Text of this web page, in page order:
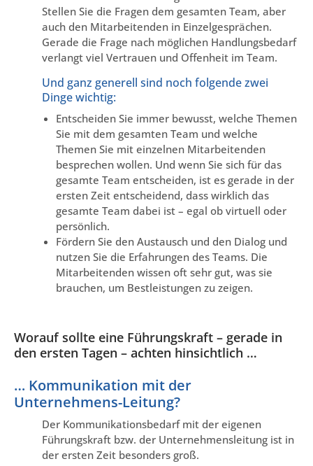
Stellen Sie die Fragen dem gesamten Team, aber
auch den Mitarbeitenden in Einzelgesprächen.
Gerade die Frage nach möglichen Handlungsbedarf
verlangt viel Vertrauen und Offenheit im Team.
Und ganz generell sind noch folgende zwei
Dinge wichtig:
Entscheiden Sie immer bewusst, welche Themen
Sie mit dem gesamten Team und welche
Themen Sie mit einzelnen Mitarbeitenden
besprechen wollen. Und wenn Sie sich für das
gesamte Team entscheiden, ist es gerade in der
ersten Zeit entscheidend, dass wirklich das
gesamte Team dabei ist – egal ob virtuell oder
persönlich.
Fördern Sie den Austausch und den Dialog und
nutzen Sie die Erfahrungen des Teams. Die
Mitarbeitenden wissen oft sehr gut, was sie
brauchen, um Bestleistungen zu zeigen.
Worauf sollte eine Führungskraft – gerade in
den ersten Tagen – achten hinsichtlich …
… Kommunikation mit der
Unternehmens-Leitung?
Der Kommunikationsbedarf mit der eigenen
Führungskraft bzw. der Unternehmensleitung ist in
der ersten Zeit besonders groß.